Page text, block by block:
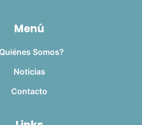
Menú
Somos?
Noticias
Contacto